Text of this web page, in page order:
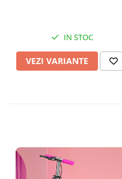
IN STOC
VEZI VARIANTE